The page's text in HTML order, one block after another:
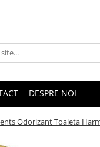
DESPRE NOI
Odorizant Toaleta